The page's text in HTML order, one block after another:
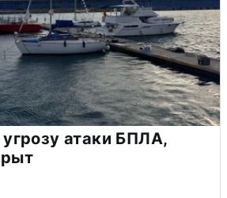
атаки БПЛА,